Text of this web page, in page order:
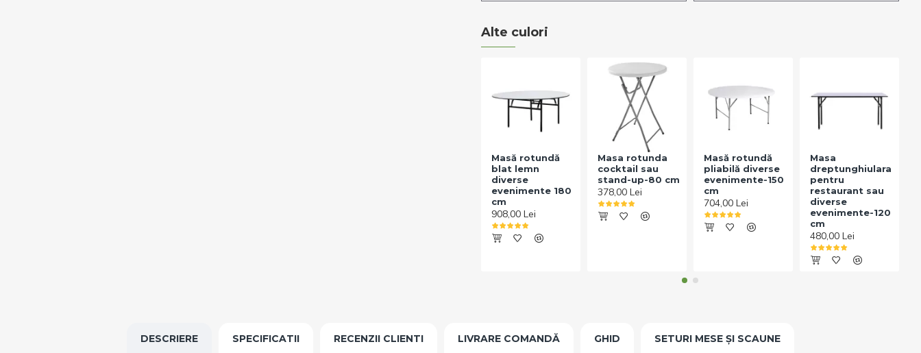
Alte culori
Masă rotundă
blat lemn
diverse
evenimente 180
cm
908,00 Lei
Masa rotunda
cocktail sau
stand-up-80 cm
378,00 Lei
Masă rotundă
pliabilă diverse
evenimente-150
cm
704,00 Lei
Masa
dreptunghiulara
pentru
restaurant sau
diverse
evenimente-120
cm
480,00 Lei
DESCRIERE SPECIFICATII RECENZII CLIENTI LIVRARE COMANDĂ GHID SETURI MESE ȘI SCAUNE